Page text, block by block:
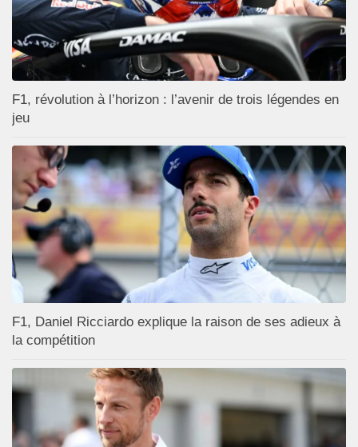
F1, révolution à l’horizon : l’avenir de trois légendes en
jeu
F1, Daniel Ricciardo explique la raison de ses adieux à
la compétition